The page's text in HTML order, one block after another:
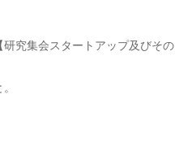
究集会スタートアップ及びその